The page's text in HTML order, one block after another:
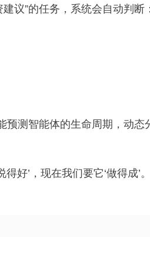
议”的任务，系统会自动判断：
测智能体的生命周期，动态
得好’，现在我们要它‘做得成